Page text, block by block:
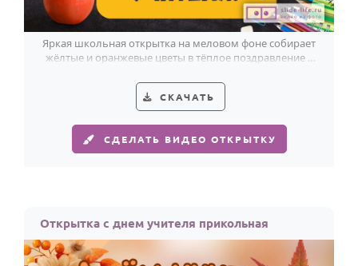
Яркая школьная открытка на меловом фоне собирает
жёлтые и оранжевые цветы в тёплое поздравление с
СКАЧАТЬ
СДЕЛАТЬ ВИДЕО ОТКРЫТКУ
Открытка с днем учителя прикольная